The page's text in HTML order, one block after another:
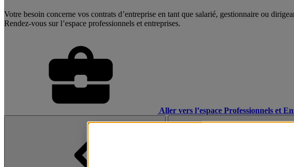
Votre besoin concerne vos contrats d’entreprise en tant que salarié, gestionnaire ou
Rendez-vous sur l’espace professionnels et entreprises.
Aller vers l’espace Professionnels et